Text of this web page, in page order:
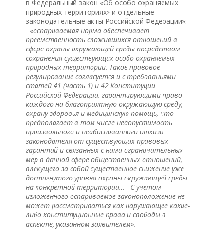
в Федеральный закон «Об особо охраняемых
природных территориях» и отдельные
законодательные акты Российской Федерации»:
«оспариваемая норма обеспечивает
преемственность сложившихся отношений в
сфере охраны окружающей среды посредством
сохранения существующих особо охраняемых
природных территорий. Такое правовое
регулирование согласуется и с требованиями
статей 41 (часть 1) и 42 Конституции
Российской Федерации, гарантирующими право
каждого на благоприятную окружающую среду,
охрану здоровья и медицинскую помощь, что
предполагает в том числе недопустимость
произвольного и необоснованного отказа
законодателя от существующих правовых
гарантий и связанных с ними ограничительных
мер в данной сфере общественных отношений,
влекущего за собой существенное снижение уже
достигнутого уровня охраны окружающей среды
на конкретной территории… . С учетом
изложенного оспариваемое законоположение не
может рассматриваться как нарушающее какие-
либо конституционные права и свободы в
аспекте, указанном заявителем».